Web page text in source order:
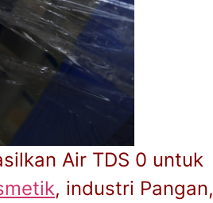
Air TDS 0 untuk
, industri Pangan,